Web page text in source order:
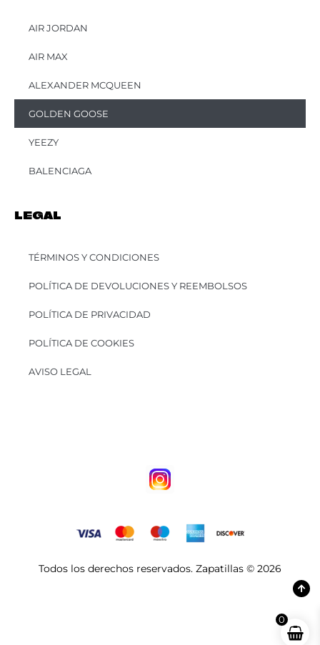
AIR JORDAN
AIR MAX
ALEXANDER MCQUEEN
GOLDEN GOOSE
YEEZY
BALENCIAGA
LEGAL
TÉRMINOS Y CONDICIONES
POLÍTICA DE DEVOLUCIONES Y REEMBOLSOS
POLÍTICA DE PRIVACIDAD
POLÍTICA DE COOKIES
AVISO LEGAL
Todos los derechos reservados. Zapatillas © 2026
0